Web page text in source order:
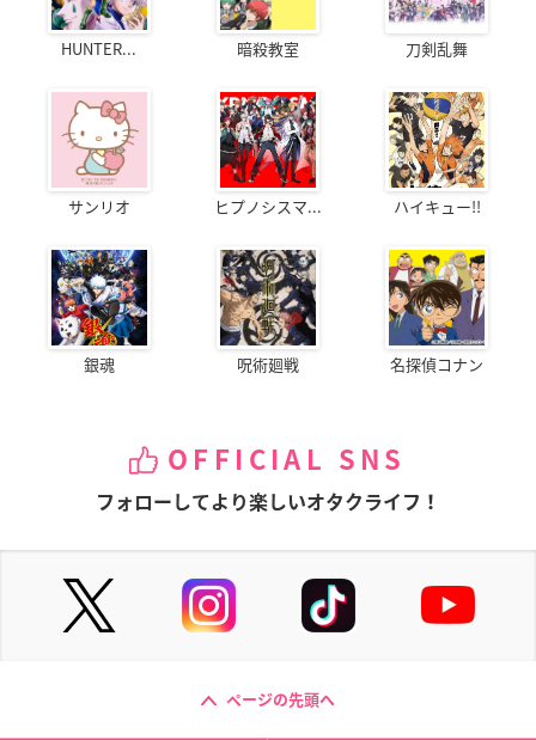
HUNTER... 暗殺教室 刀剣乱舞
サンリオ ヒプノシスマ... ハイキュー!!
銀魂 呪術廻戦 名探偵コナン
OFFICIAL SNS
フォローしてより楽しいオタクライフ！
ページの先頭へ